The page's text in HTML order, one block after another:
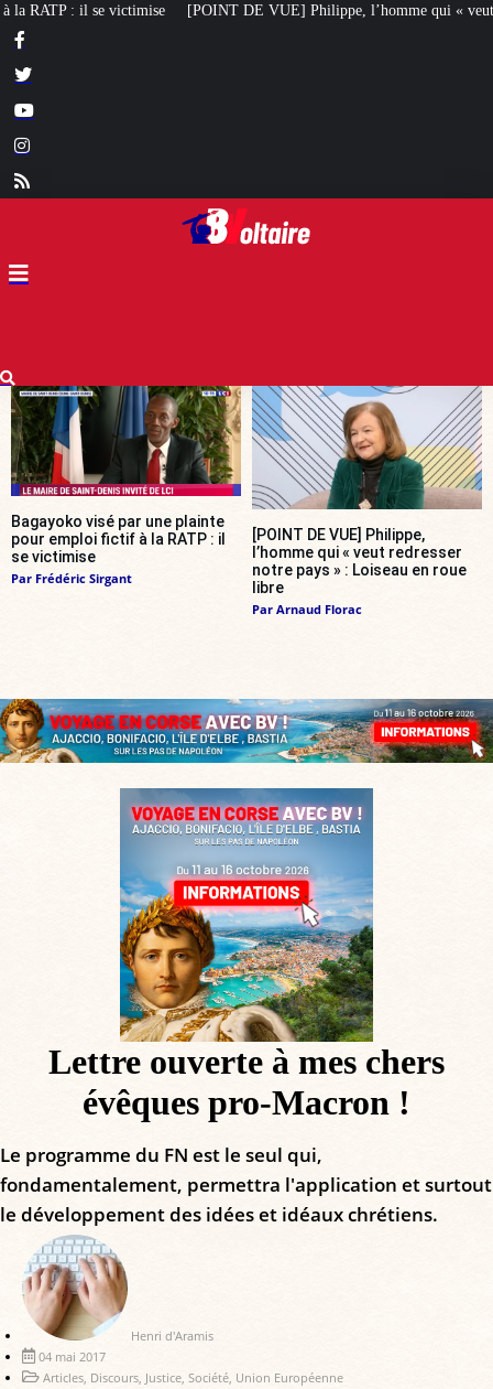
DE VUE] Philippe, l’homme qui « veut redresser notre pays » : Loiseau
Bagayoko visé par une plainte
pour emploi fictif à la RATP : il
se victimise
Par Frédéric Sirgant
[POINT DE VUE] Philippe,
l’homme qui « veut redresser
notre pays » : Loiseau en roue
libre
Par Arnaud Florac
Lettre ouverte à mes chers
évêques pro-Macron !
Le programme du FN est le seul qui,
fondamentalement, permettra l'application et surtout
le développement des idées et idéaux chrétiens.
Henri d'Aramis
04 mai 2017
Articles, Discours, Justice, Société, Union Européenne